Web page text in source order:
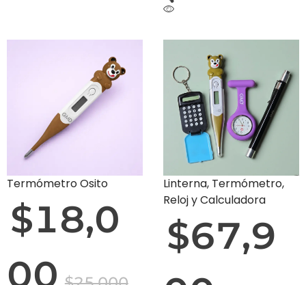
Termómetro Osito
$18,0
00
Linterna, Termómetro,
Reloj y Calculadora
$67,9